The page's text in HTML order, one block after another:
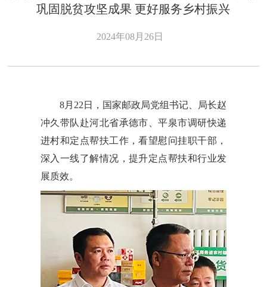
巩固脱贫攻坚成果 更好服务乡村振兴
2024年08月26日
8月22日，国家邮政局党组书记、局长赵
冲久带队赴河北省承德市、平泉市调研快递
进村和定点帮扶工作，看望慰问挂职干部，
深入一线了解情况，提升定点帮扶和行业发
展质效。